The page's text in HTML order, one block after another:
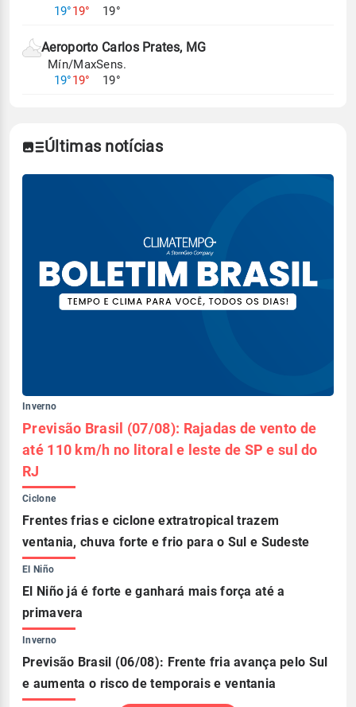
19°19°
19°
Aeroporto Carlos Prates, MG
Mín/Max
19°19°
Sens.
19°
Últimas notícias
Inverno
Previsão Brasil (07/08): Rajadas de vento de
até 110 km/h no litoral e leste de SP e sul do
RJ
Ciclone
Frentes frias e ciclone extratropical trazem
ventania, chuva forte e frio para o Sul e Sudeste
El Niño
El Niño já é forte e ganhará mais força até a
primavera
Inverno
Previsão Brasil (06/08): Frente fria avança pelo Sul
e aumenta o risco de temporais e ventania